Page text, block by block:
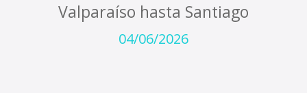
Valparaíso hasta Santiago
04/06/2026